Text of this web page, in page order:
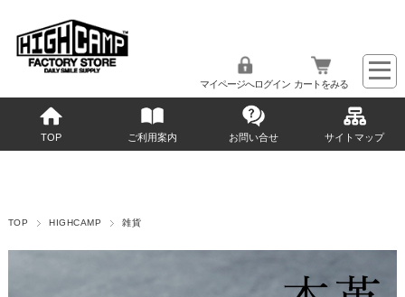
マイページへログイン カートをみる
TOP ご利用案内 お問い合せ サイトマップ
TOP HIGHCAMP 雑貨